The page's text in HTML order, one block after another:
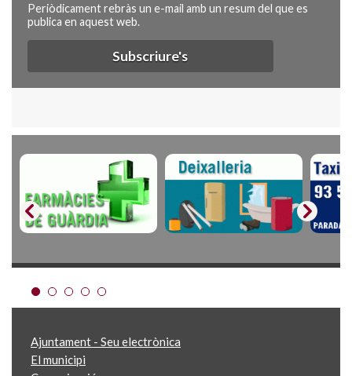
Periòdicament rebràs un e-mail amb un resum del que es
publica en aquest web.
Subscriure's
Ajuntament - Seu electrònica
El municipi